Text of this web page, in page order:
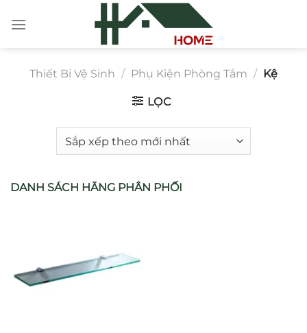
đến
Thiết Bị Vệ Sinh / Phụ Kiện Phòng Tắm / Kệ
LỌC
DANH SÁCH HÃNG PHÂN PHỐI